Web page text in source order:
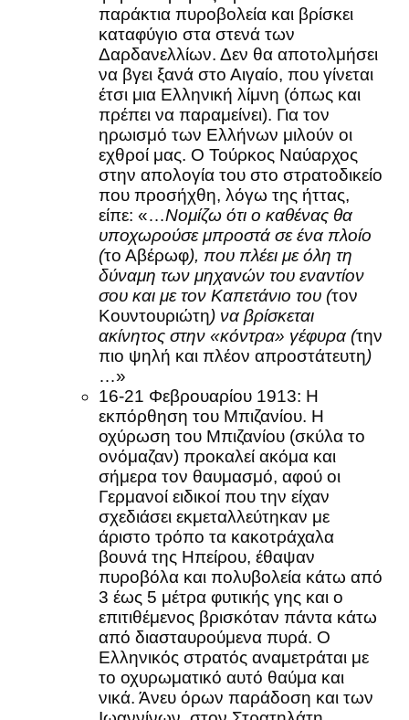
παράκτια πυροβολεία και βρίσκει
καταφύγιο στα στενά των
Δαρδανελλίων. Δεν θα αποτολμήσει
να βγει ξανά στο Αιγαίο, που γίνεται
έτσι μια Ελληνική λίμνη (όπως και
πρέπει να παραμείνει). Για τον
ηρωισμό των Ελλήνων μιλούν οι
εχθροί μας. Ο Τούρκος Ναύαρχος
στην απολογία του στο στρατοδικείο
που προσήχθη, λόγω της ήττας,
είπε: «…Νομίζω ότι ο καθένας θα
υποχωρούσε μπροστά σε ένα πλοίο
(το Αβέρωφ), που πλέει με όλη τη
δύναμη των μηχανών του εναντίον
σου και με τον Καπετάνιο του (τον
Κουντουριώτη) να βρίσκεται
ακίνητος στην «κόντρα» γέφυρα (την
πιο ψηλή και πλέον απροστάτευτη)
…»
16-21 Φεβρουαρίου 1913: Η
εκπόρθηση του Μπιζανίου. Η
οχύρωση του Μπιζανίου (σκύλα το
ονόμαζαν) προκαλεί ακόμα και
σήμερα τον θαυμασμό, αφού οι
Γερμανοί ειδικοί που την είχαν
σχεδιάσει εκμεταλλεύτηκαν με
άριστο τρόπο τα κακοτράχαλα
βουνά της Ηπείρου, έθαψαν
πυροβόλα και πολυβολεία κάτω από
3 έως 5 μέτρα φυτικής γης και ο
επιτιθέμενος βρισκόταν πάντα κάτω
από διασταυρούμενα πυρά. Ο
Ελληνικός στρατός αναμετράται με
το οχυρωματικό αυτό θαύμα και
νικά. Άνευ όρων παράδοση και των